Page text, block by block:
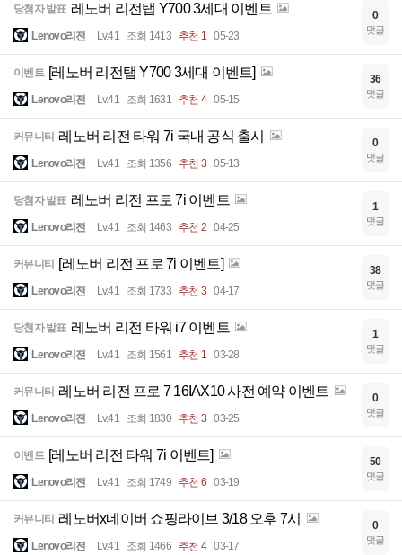
당첨자 발표 레노버 리전탭 Y700 3세대 이벤트
Lenovo리전 Lv.41 조회 1413 추천 1 05-23
0
댓글
이벤트 [레노버 리전탭 Y700 3세대 이벤트]
Lenovo리전 Lv.41 조회 1631 추천 4 05-15
36
댓글
커뮤니티 레노버 리전 타워 7i 국내 공식 출시
Lenovo리전 Lv.41 조회 1356 추천 3 05-13
0
댓글
당첨자 발표 레노버 리전 프로 7i 이벤트
Lenovo리전 Lv.41 조회 1463 추천 2 04-25
1
댓글
커뮤니티 [레노버 리전 프로 7i 이벤트]
Lenovo리전 Lv.41 조회 1733 추천 3 04-17
38
댓글
당첨자 발표 레노버 리전 타워 i7 이벤트
Lenovo리전 Lv.41 조회 1561 추천 1 03-28
1
댓글
커뮤니티 레노버 리전 프로 7 16IAX10 사전 예약 이벤트
Lenovo리전 Lv.41 조회 1830 추천 3 03-25
0
댓글
이벤트 [레노버 리전 타워 7i 이벤트]
Lenovo리전 Lv.41 조회 1749 추천 6 03-19
50
댓글
커뮤니티 레노버x네이버 쇼핑라이브 3/18 오후 7시
Lenovo리전 Lv.41 조회 1466 추천 4 03-17
0
댓글